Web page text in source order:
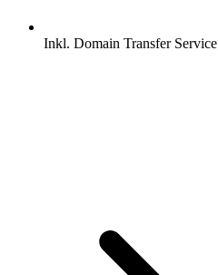
Inkl. Domain Transfer Service